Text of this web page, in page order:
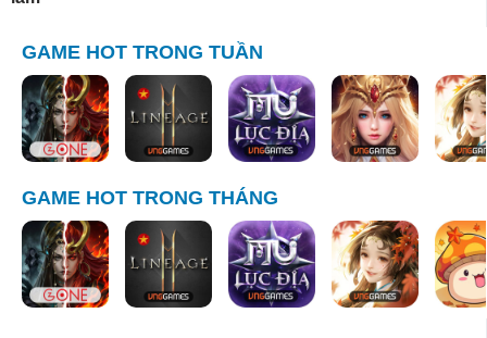
GAME HOT TRONG TUẦN
GAME HOT TRONG THÁNG